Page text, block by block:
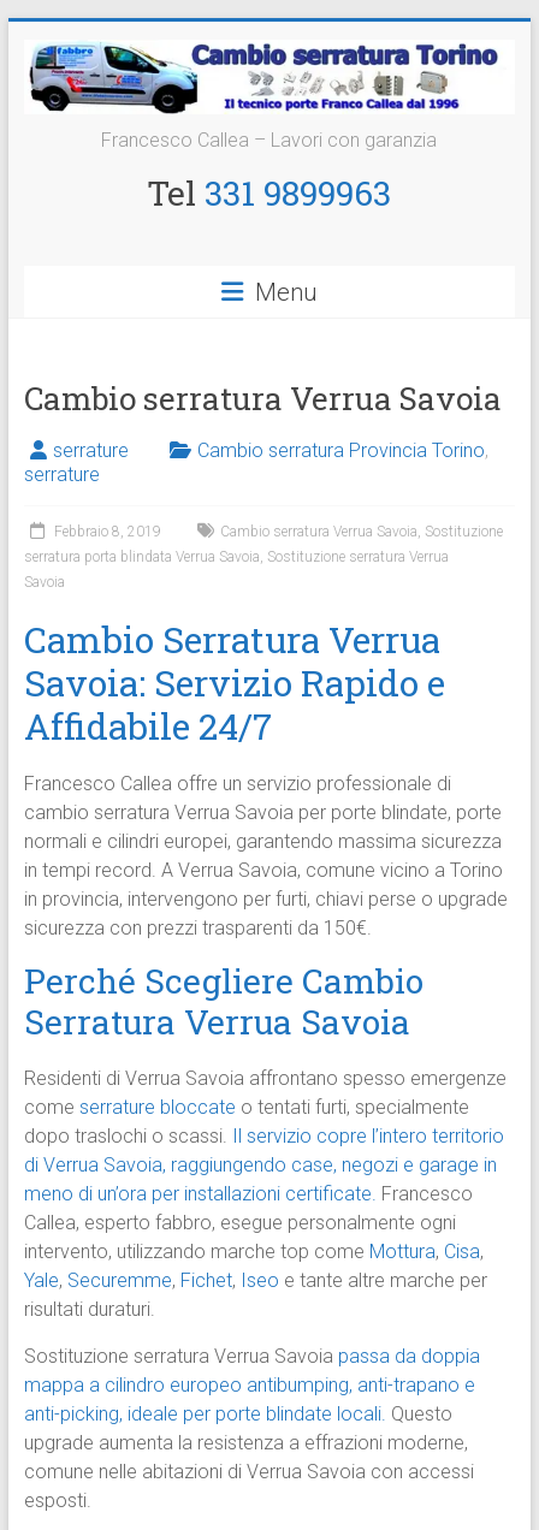
contenuto
Cambio
Serratura
Francesco Callea – Lavori con garanzia
Tel 331 9899963
Menu
Cambio serratura Verrua Savoia
serrature Cambio serratura Provincia Torino,
serrature
Febbraio 8, 2019 Cambio serratura Verrua Savoia, Sostituzione
serratura porta blindata Verrua Savoia, Sostituzione serratura Verrua
Savoia
Cambio Serratura Verrua
Savoia: Servizio Rapido e
Affidabile 24/7
Francesco Callea offre un servizio professionale di
cambio serratura Verrua Savoia per porte blindate, porte
normali e cilindri europei, garantendo massima sicurezza
in tempi record. A Verrua Savoia, comune vicino a Torino
in provincia, intervengono per furti, chiavi perse o upgrade
sicurezza con prezzi trasparenti da 150€.
Perché Scegliere Cambio
Serratura Verrua Savoia
Residenti di Verrua Savoia affrontano spesso emergenze
come serrature bloccate o tentati furti, specialmente
dopo traslochi o scassi.
Il servizio copre l’intero territorio
di Verrua Savoia, raggiungendo case, negozi e garage in
meno di un’ora per installazioni certificate. Francesco
Callea, esperto fabbro, esegue personalmente ogni
intervento, utilizzando marche top come Mottura, Cisa,
Yale, Securemme, Fichet, Iseo e tante altre marche per
risultati duraturi.
Sostituzione serratura Verrua Savoia passa da doppia
mappa a cilindro europeo antibumping, anti-trapano e
anti-picking, ideale per porte blindate locali. Questo
upgrade aumenta la resistenza a effrazioni moderne,
comune nelle abitazioni di Verrua Savoia con accessi
esposti.